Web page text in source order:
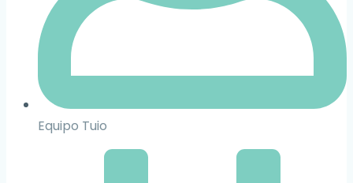
Equipo Tuio